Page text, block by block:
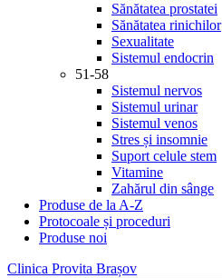
Sănătatea prostatei
Sănătatea rinichilor
Sexualitate
Sistemul endocrin
51-58
Sistemul nervos
Sistemul urinar
Sistemul venos
Stres și insomnie
Suport celule stem
Vitamine
Zahărul din sânge
Produse de la A-Z
Protocoale și proceduri
Produse noi
Clinica Provita Brașov